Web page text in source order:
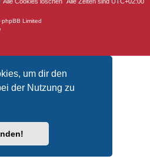
um dir den
der Nutzung zu
Limited